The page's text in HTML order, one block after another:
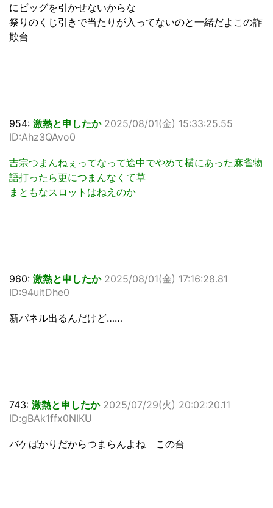
にビッグを引かせないからな
祭りのくじ引きで当たりが入ってないのと一緒だよこの詐
欺台
954: 激熱と申したか 2025/08/01(金) 15:33:25.55
ID:Ahz3QAvo0
吉宗つまんねぇってなって途中でやめて横にあった麻雀物
語打ったら更につまんなくて草
まともなスロットはねえのか
960: 激熱と申したか 2025/08/01(金) 17:16:28.81
ID:94uitDhe0
新パネル出るんだけど……
743: 激熱と申したか 2025/07/29(火) 20:02:20.11
ID:gBAk1ffx0NIKU
バケばかりだからつまらんよね この台